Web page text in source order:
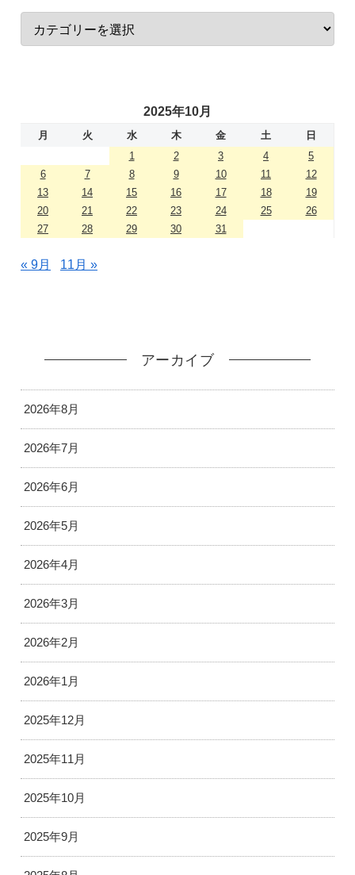
2025年10月
月 火 水 木 金 土
日
1
2 3 4
5
6
7 8 9 10 11
12
13
14 15 16 17 18
19
20
21 22 23 24 25
26
27
28 29 30 31
« 9月 11月 »
アーカイブ
2026年8月
2026年7月
2026年6月
2026年5月
2026年4月
2026年3月
2026年2月
2026年1月
2025年12月
2025年11月
2025年10月
2025年9月